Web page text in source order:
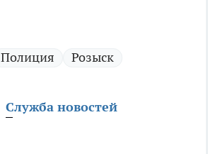
Полиция Розыск
Служба новостей